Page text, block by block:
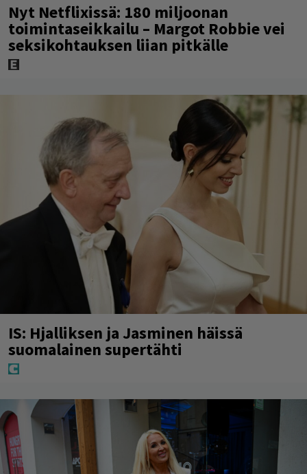
Nyt Netflixissä: 180 miljoonan
toimintaseikkailu – Margot Robbie vei
seksikohtauksen liian pitkälle
IS: Hjalliksen ja Jasminen häissä
suomalainen supertähti